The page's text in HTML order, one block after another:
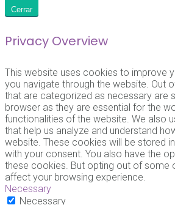
Cerrar
Privacy Overview
This website uses cookies to improve
you navigate through the website. Out
that are categorized as necessary are
browser as they are essential for the
functionalities of the website. We also
that help us analyze and understand
website. These cookies will be stored
with your consent. You also have the
these cookies. But opting out of some
affect your browsing experience.
Necessary
Necessary